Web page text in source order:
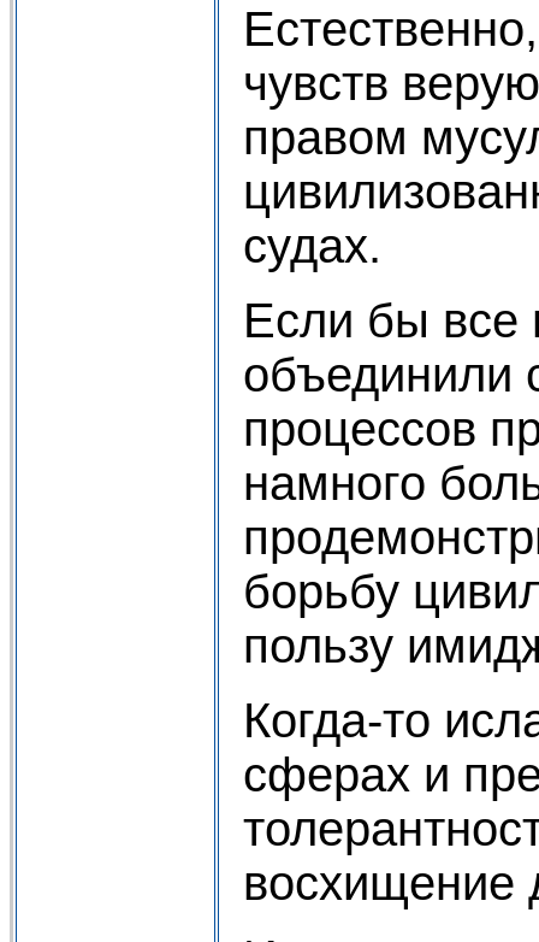
чувств
правом
судах.
Если бы все
объединили
процессов
намного
борьбу
пользу
Когда-то
сферах и
восхищение